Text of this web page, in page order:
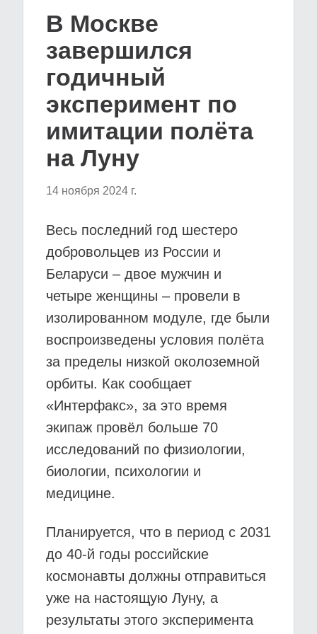
В Москве
завершился
годичный
эксперимент по
имитации полёта
на Луну
14 ноября 2024 г.
Весь последний год шестеро
добровольцев из России и
Беларуси – двое мужчин и
четыре женщины – провели в
изолированном модуле, где были
воспроизведены условия полёта
за пределы низкой околоземной
орбиты. Как сообщает
«Интерфакс», за это время
экипаж провёл больше 70
исследований по физиологии,
биологии, психологии и
медицине.
Планируется, что в период с 2031
до 40-й годы российские
космонавты должны отправиться
уже на настоящую Луну, а
результаты этого эксперимента